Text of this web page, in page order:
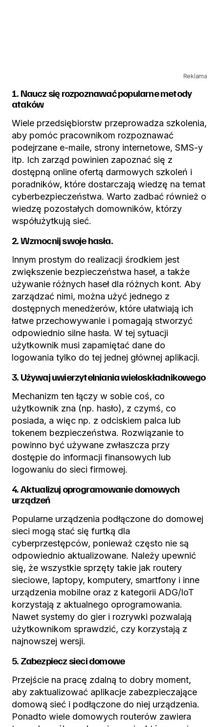
Reklama
1. Naucz się rozpoznawać popularne metody
ataków
Wiele przedsiębiorstw przeprowadza szkolenia,
aby pomóc pracownikom rozpoznawać
podejrzane e-maile, strony internetowe, SMS-y
itp. Ich zarząd powinien zapoznać się z
dostępną online ofertą darmowych szkoleń i
poradników, które dostarczają wiedzę na temat
cyberbezpieczeństwa. Warto zadbać również o
wiedzę pozostałych domowników, którzy
współużytkują sieć.
2. Wzmocnij swoje hasła.
Innym prostym do realizacji środkiem jest
zwiększenie bezpieczeństwa haseł, a także
używanie różnych haseł dla różnych kont. Aby
zarządzać nimi, można użyć jednego z
dostępnych menedżerów, które ułatwiają ich
łatwe przechowywanie i pomagają stworzyć
odpowiednio silne hasła. W tej sytuacji
użytkownik musi zapamiętać dane do
logowania tylko do tej jednej głównej aplikacji.
3. Używaj uwierzytelniania wieloskładnikowego
Mechanizm ten łączy w sobie coś, co
użytkownik zna (np. hasło), z czymś, co
posiada, a więc np. z odciskiem palca lub
tokenem bezpieczeństwa. Rozwiązanie to
powinno być używane zwłaszcza przy
dostępie do informacji finansowych lub
logowaniu do sieci firmowej.
4. Aktualizuj oprogramowanie domowych
urządzeń
Popularne urządzenia podłączone do domowej
sieci mogą stać się furtką dla
cyberprzestępców, ponieważ często nie są
odpowiednio aktualizowane. Należy upewnić
się, że wszystkie sprzęty takie jak routery
sieciowe, laptopy, komputery, smartfony i inne
urządzenia mobilne oraz z kategorii ADG/IoT
korzystają z aktualnego oprogramowania.
Nawet systemy do gier i rozrywki pozwalają
użytkownikom sprawdzić, czy korzystają z
najnowszej wersji.
5. Zabezpiecz sieci domowe
Przejście na pracę zdalną to dobry moment,
aby zaktualizować aplikacje zabezpieczające
domową sieć i podłączone do niej urządzenia.
Ponadto wiele domowych routerów zawiera